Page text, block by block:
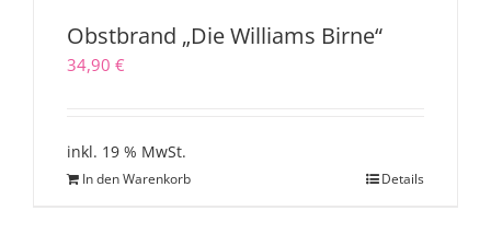
Obstbrand „Die Williams Birne“
34,90 €
inkl. 19 % MwSt.
In den Warenkorb Details